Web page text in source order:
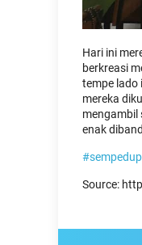
Hari ini
berkreasi
tempe lado
mereka
mengambil
enak
Source: